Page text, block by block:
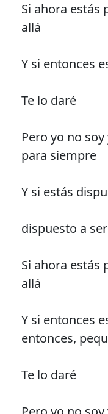
Si ahora estás
allá
Y si entonces
Te lo daré
Pero yo no
para siempre
Y si estás
dispuesto a
Si ahora estás
allá
Y si entonces
entonces,
Te lo daré